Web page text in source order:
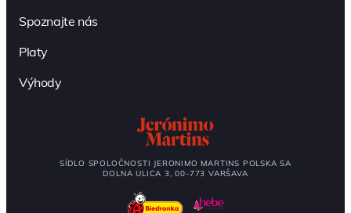
Spoznajte nás
Platy
Výhody
SÍDLO SPOLOČNOSTI JERONIMO MARTINS POLSKA SA
DOLNA ULICA 3, 00-773 VARŠAVA